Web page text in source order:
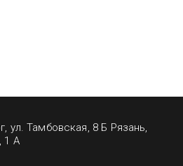
ул. Тамбовская, 8 Б Рязань,
1 А